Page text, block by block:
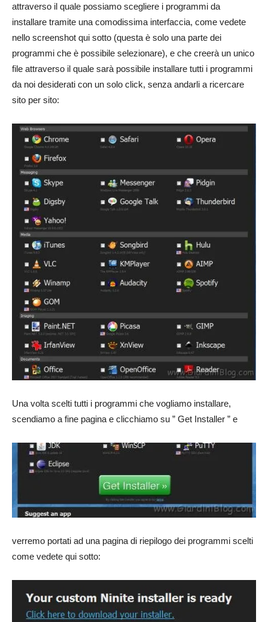
attraverso il quale possiamo scegliere i programmi da
installare tramite una comodissima interfaccia, come vedete
nello screenshot qui sotto (questa è solo una parte dei
programmi che è possibile selezionare), e che creerà un unico
file attraverso il quale sarà possibile installare tutti i programmi
da noi desiderati con un solo click, senza andarli a ricercare
sito per sito:
Una volta scelti tutti i programmi che vogliamo installare,
scendiamo a fine pagina e clicchiamo su ” Get Installer ” e
verremo portati ad una pagina di riepilogo dei programmi scelti
come vedete qui sotto: